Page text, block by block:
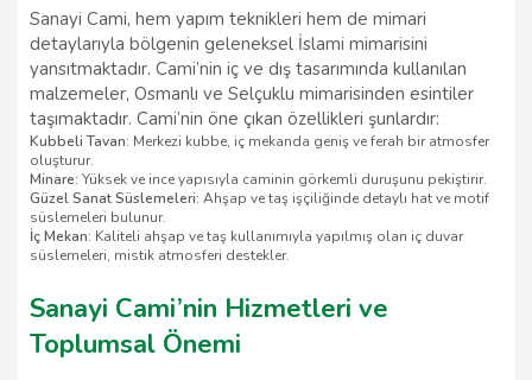
Sanayi Cami, hem yapım teknikleri hem de mimari
detaylarıyla bölgenin geleneksel İslami mimarisini
yansıtmaktadır. Cami’nin iç ve dış tasarımında kullanılan
malzemeler, Osmanlı ve Selçuklu mimarisinden esintiler
taşımaktadır. Cami’nin öne çıkan özellikleri şunlardır:
Kubbeli Tavan: Merkezi kubbe, iç mekanda geniş ve ferah bir atmosfer
oluşturur.
Minare: Yüksek ve ince yapısıyla caminin görkemli duruşunu pekiştirir.
Güzel Sanat Süslemeleri: Ahşap ve taş işçiliğinde detaylı hat ve motif
süslemeleri bulunur.
İç Mekan: Kaliteli ahşap ve taş kullanımıyla yapılmış olan iç duvar
süslemeleri, mistik atmosferi destekler.
Sanayi Cami’nin Hizmetleri ve
Toplumsal Önemi